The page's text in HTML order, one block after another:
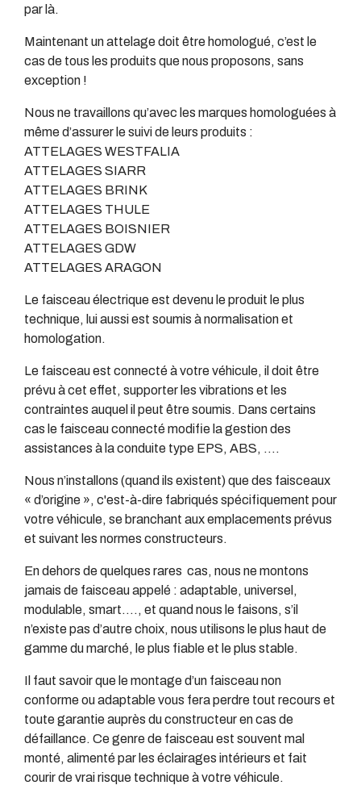
par là.
Maintenant un attelage doit être homologué, c’est le
cas de tous les produits que nous proposons, sans
exception !
Nous ne travaillons qu’avec les marques homologuées à
même d’assurer le suivi de leurs produits :
ATTELAGES WESTFALIA
ATTELAGES SIARR
ATTELAGES BRINK
ATTELAGES THULE
ATTELAGES BOISNIER
ATTELAGES GDW
ATTELAGES ARAGON
Le faisceau électrique est devenu le produit le plus
technique, lui aussi est soumis à normalisation et
homologation.
Le faisceau est connecté à votre véhicule, il doit être
prévu à cet effet, supporter les vibrations et les
contraintes auquel il peut être soumis. Dans certains
cas le faisceau connecté modifie la gestion des
assistances à la conduite type EPS, ABS, ….
Nous n’installons (quand ils existent) que des faisceaux
« d’origine », c'est-à-dire fabriqués spécifiquement pour
votre véhicule, se branchant aux emplacements prévus
et suivant les normes constructeurs.
En dehors de quelques rares cas, nous ne montons
jamais de faisceau appelé : adaptable, universel,
modulable, smart…., et quand nous le faisons, s’il
n’existe pas d’autre choix, nous utilisons le plus haut de
gamme du marché, le plus fiable et le plus stable.
Il faut savoir que le montage d’un faisceau non
conforme ou adaptable vous fera perdre tout recours et
toute garantie auprès du constructeur en cas de
défaillance. Ce genre de faisceau est souvent mal
monté, alimenté par les éclairages intérieurs et fait
courir de vrai risque technique à votre véhicule.